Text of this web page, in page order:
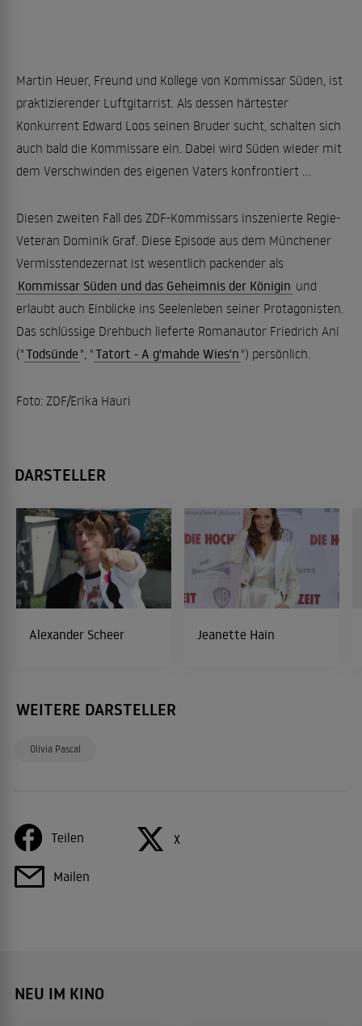
Martin Heuer, Freund und Kollege von Kommissar Süden, ist
praktizierender Luftgitarrist. Als dessen härtester
Konkurrent Edward Loos seinen Bruder sucht, schalten sich
auch bald die Kommissare ein. Dabei wird Süden wieder mit
dem Verschwinden des eigenen Vaters konfrontiert ...
Diesen zweiten Fall des ZDF-Kommissars inszenierte Regie-
Veteran Dominik Graf. Diese Episode aus dem Münchener
Vermisstendezernat ist wesentlich packender als
Kommissar Süden und das Geheimnis der Königin und
erlaubt auch Einblicke ins Seelenleben seiner Protagonisten.
Das schlüssige Drehbuch lieferte Romanautor Friedrich Ani
("Todsünde ", "Tatort - A g'mahde Wies'n ") persönlich.
Foto: ZDF/Erika Hauri
DARSTELLER
Alexander Scheer Jeanette Hain
WEITERE DARSTELLER
Olivia Pascal
Teilen X
Mailen
NEU IM KINO